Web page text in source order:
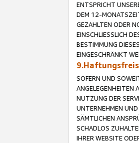
ENTSPRICHT
DEM 12-
GEZAHLTEN ODER
EINSCHLIESSLICH
BESTIMMUNG
EINGESCHRÄNKT
SOFERN UND
ANGELEGENHEITEN
NUTZUNG DER
UNTERNEHMEN
SÄMTLICHEN
SCHADLOS
IHRER WEBSITE